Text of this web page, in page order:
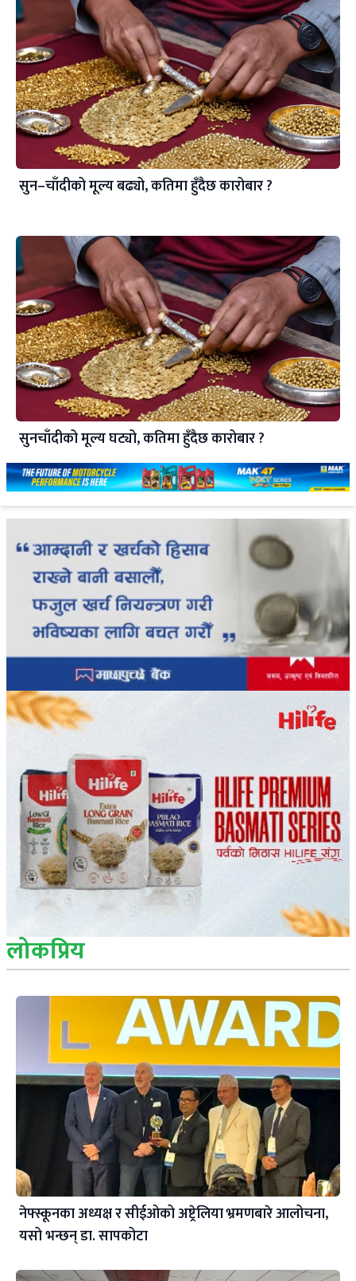
सुन–चाँदीको मूल्य बढ्यो, कतिमा हुँदैछ कारोबार ?
सुनचाँदीको मूल्य घट्यो, कतिमा हुँदैछ कारोबार ?
लोकप्रिय
नेफ्स्कूनका अध्यक्ष र सीईओको अष्ट्रेलिया भ्रमणबारे आलोचना,
यसो भन्छन् डा‍. सापकोटा